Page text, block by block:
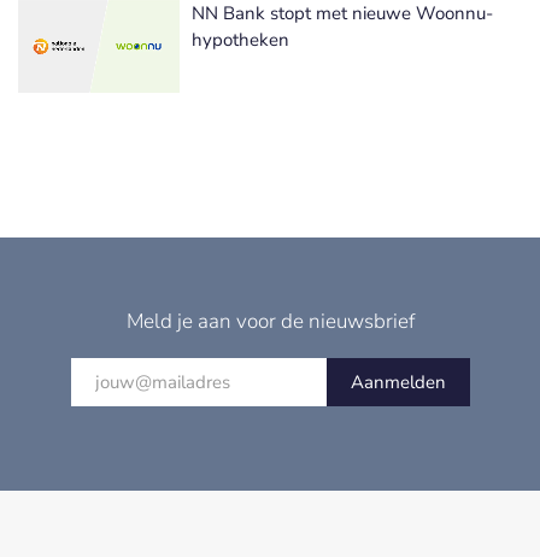
NN Bank stopt met nieuwe Woonnu-
hypotheken
Meld je aan voor de nieuwsbrief
Aanmelden